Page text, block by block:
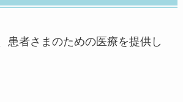
患者さまのための医療を提供し